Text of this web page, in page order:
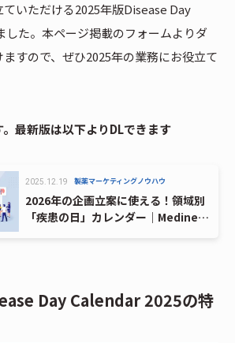
いただける2025年版Disease Day
た。本ページ掲載のフォームよりダ
すので、ぜひ2025年の業務にお役立て
最新版は以下よりDLできます
2025.12.19 製薬マーケティングノウハウ
2026年の企画立案に使える！領域別
「疾患の日」カレンダー｜Medinew
Day Calendar 2025の特